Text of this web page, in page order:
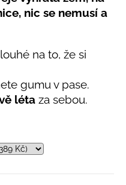
nic se nemusí a
na to, že si
gumu v pase.
léta za sebou.